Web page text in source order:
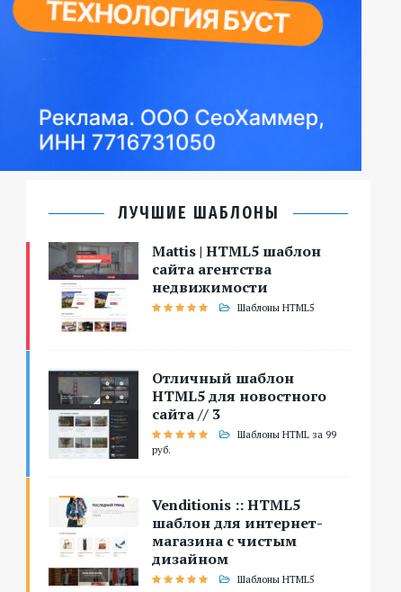
ЛУЧШИЕ ШАБЛОНЫ
Mattis | HTML5 шаблон
сайта агентства
недвижимости
Шаблоны HTML5
Отличный шаблон
HTML5 для новостного
сайта // 3
Шаблоны HTML за 99
руб.
Venditionis :: HTML5
шаблон для интернет-
магазина с чистым
дизайном
Шаблоны HTML5